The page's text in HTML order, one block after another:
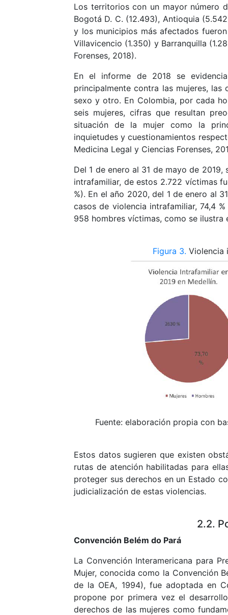
Los territorios con un mayor número
Bogotá D. C. (12.493), Antioquia
y los municipios más afectados
Villavicencio (1.350) y Barranquilla
Forenses, 2018).
En el informe de 2018 se
principalmente contra las mujeres,
sexo y otro. En Colombia, por cada
seis mujeres, cifras que resultan
situación de la mujer como la
inquietudes y cuestionamientos
Medicina Legal y Ciencias Forenses,
Del 1 de enero al 31 de mayo de
intrafamiliar, de estos 2.722 víctimas
%). En el año 2020, del 1 de enero al
casos de violencia intrafamiliar, 74,4
958 hombres víctimas, como se ilustra
Figura 3. Violencia
Fuente: elaboración propia con
Estos datos sugieren que existen
rutas de atención habilitadas para
proteger sus derechos en un Estado
judicialización de estas violencias.
2.2.
Convención Belém do Pará
La Convención Interamericana para
Mujer, conocida como la Convención
de la OEA, 1994), fue adoptada en
propone por primera vez el
derechos de las mujeres como